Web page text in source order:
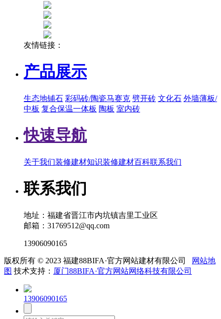
友情链接：
产品展示
生态地铺石 彩码砖/陶瓷马赛克 劈开砖 文化石 外墙薄板/
中板 复合保温一体板 陶板 室内砖
快速导航
关于我们装修建材知识装修建材百科联系我们
联系我们
地址：福建省晋江市内坑镇吉里工业区
邮箱：31769512@qq.com
13906090165
版权所有 © 2023 福建88BIFA·官方网站建材有限公司
网站地
图 技术支持： 厦门88BIFA·官方网站网络科技有限公司
13906090165